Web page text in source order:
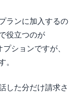
ランに加入するの
役立つのが
ションですが、
。
した分だけ請求さ